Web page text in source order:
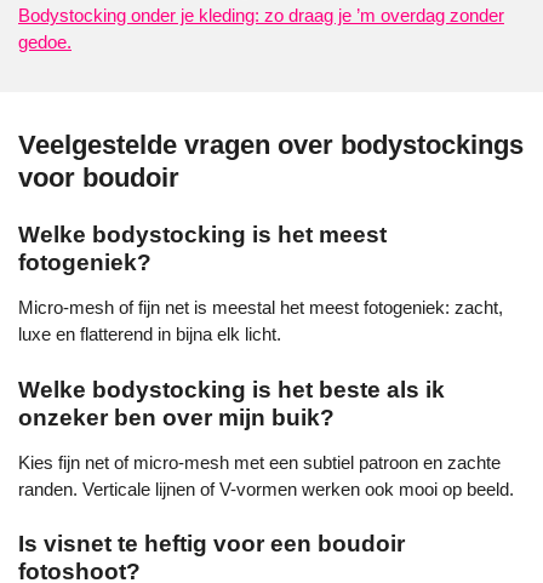
Bodystocking onder je kleding: zo draag je ’m overdag zonder
gedoe.
Veelgestelde vragen over bodystockings
voor boudoir
Welke bodystocking is het meest
fotogeniek?
Micro-mesh of fijn net is meestal het meest fotogeniek: zacht,
luxe en flatterend in bijna elk licht.
Welke bodystocking is het beste als ik
onzeker ben over mijn buik?
Kies fijn net of micro-mesh met een subtiel patroon en zachte
randen. Verticale lijnen of V-vormen werken ook mooi op beeld.
Is visnet te heftig voor een boudoir
fotoshoot?